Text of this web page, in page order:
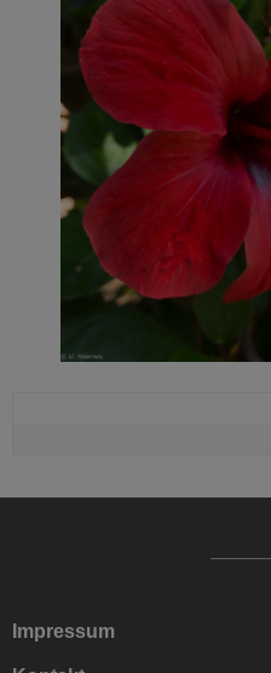
Impressum